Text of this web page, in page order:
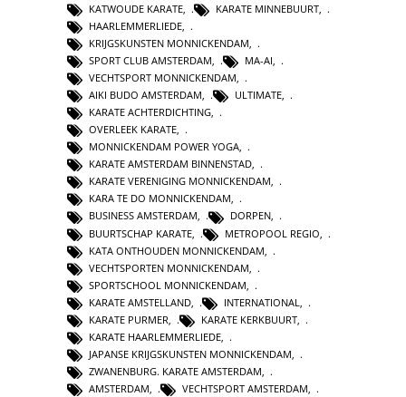
KATWOUDE KARATE
KARATE MINNEBUURT
HAARLEMMERLIEDE
KRIJGSKUNSTEN MONNICKENDAM
SPORT CLUB AMSTERDAM
MA-AI
VECHTSPORT MONNICKENDAM
AIKI BUDO AMSTERDAM, ULTIMATE,
KARATE ACHTERDICHTING,
OVERLEEK KARATE,
MONNICKENDAM POWER YOGA,
KARATE AMSTERDAM BINNENSTAD,
KARATE VERENIGING MONNICKENDAM,
KARA TE DO MONNICKENDAM,
BUSINESS AMSTERDAM, DORPEN,
BUURTSCHAP KARATE
METROPOOL REGIO
KATA ONTHOUDEN MONNICKENDAM
VECHTSPORTEN MONNICKENDAM
SPORTSCHOOL MONNICKENDAM
KARATE AMSTELLAND
INTERNATIONAL
KARATE PURMER
KARATE KERKBUURT
KARATE HAARLEMMERLIEDE
JAPANSE KRIJGSKUNSTEN MONNICKENDAM
ZWANENBURG. KARATE AMSTERDAM,
AMSTERDAM, VECHTSPORT AMSTERDAM,